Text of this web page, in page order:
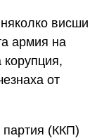
висши
армия на
от
партия (ККП)